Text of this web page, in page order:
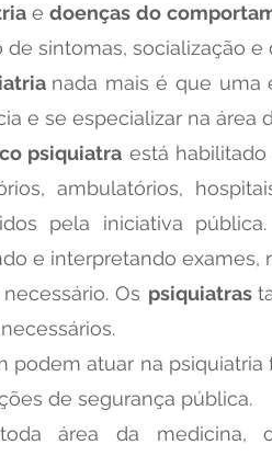
edoenças do
de sintomas, socialização
nada mais é que uma
e se especializar na área
psiquiatra está
ambulatórios,
pela iniciativa
e interpretando exames,
Os psiquiatras
podem atuar na
de segurança pública.
área da medicina,